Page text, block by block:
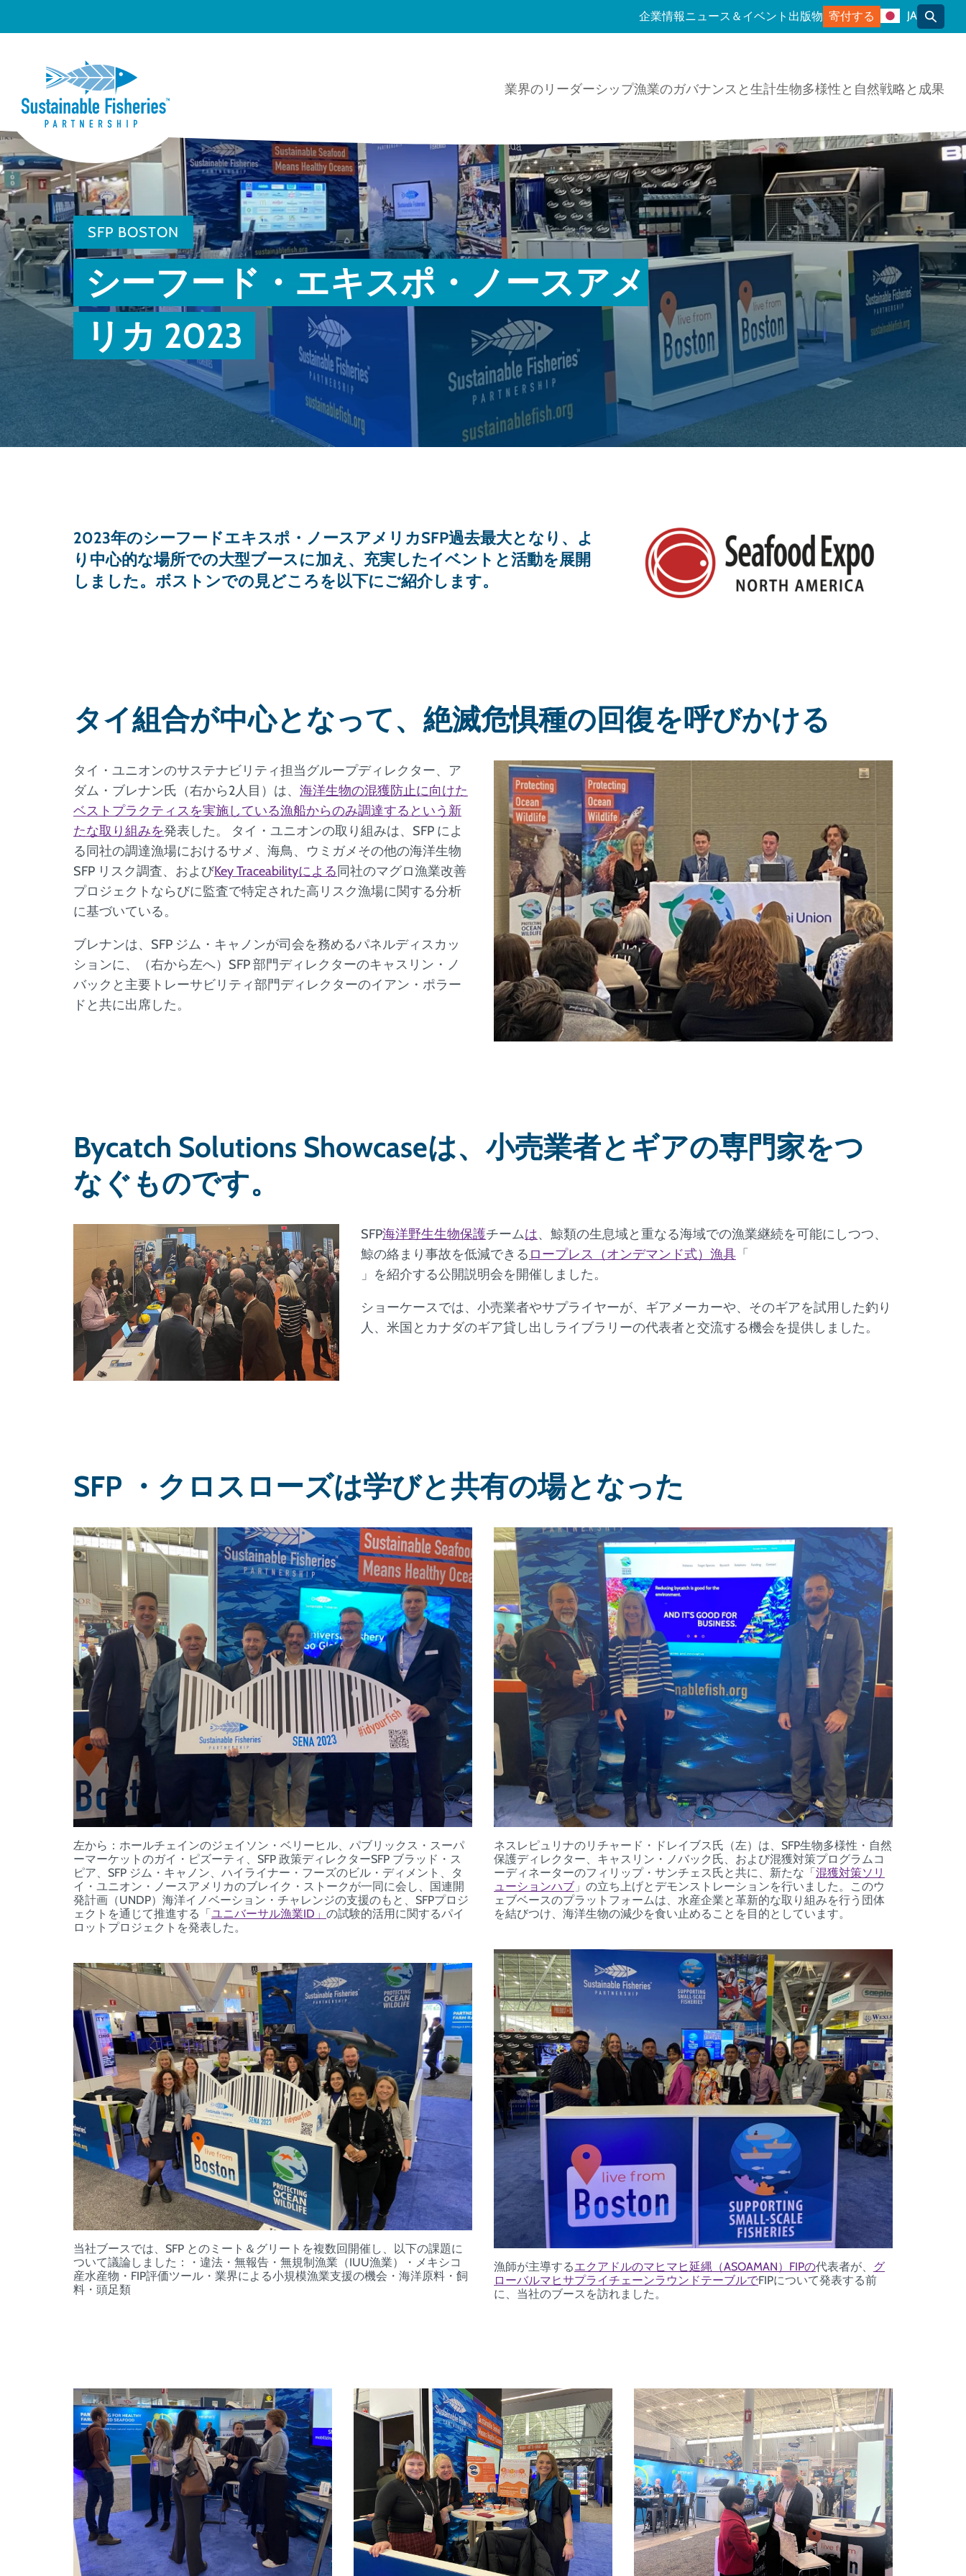
業界のリーダーシップ漁業のガバナンスと生計生物多様性と自然戦略と成果
企業情報ニュース＆イベント 出版物 寄付する JA トグ
SFP BOSTON
シーフード・エキスポ・ノースアメ
リカ 2023
2023年のシーフードエキスポ・ノースアメリカSFP過去最大となり、よ
り中心的な場所での大型ブースに加え、充実したイベントと活動を展開
しました。ボストンでの見どころを以下にご紹介します。
タイ組合が中心となって、絶滅危惧種の回復を呼びかける
タイ・ユニオンのサステナビリティ担当グループディレクター、ア
ダム・ブレナン氏（右から2人目）は、 海洋生物の混獲防止に向けた
ベストプラクティスを実施している漁船からのみ調達するという新
たな取り組みを発表した。 タイ・ユニオンの取り組みは、SFP によ
る同社の調達漁場におけるサメ、海鳥、ウミガメその他の海洋生物
SFP リスク調査、およびKey Traceabilityによる 同社のマグロ漁業改善
プロジェクトならびに監査で特定された高リスク漁場に関する分析
に基づいている。
ブレナンは、SFP ジム・キャノンが司会を務めるパネルディスカッ
ションに、（右から左へ）SFP 部門ディレクターのキャスリン・ノ
バックと主要トレーサビリティ部門ディレクターのイアン・ポラー
ドと共に出席した。
Bycatch Solutions Showcaseは、小売業者とギアの専門家をつ
なぐものです。
SFP海洋野生生物保護チームは、鯨類の生息域と重なる海域での漁業継続を可能にしつつ、
鯨の絡まり事故を低減できる ロープレス（オンデマンド式）漁具 「
」を紹介する公開説明会を開催しました。
ショーケースでは、小売業者やサプライヤーが、ギアメーカーや、そのギアを試用した釣り
人、米国とカナダのギア貸し出しライブラリーの代表者と交流する機会を提供しました。
SFP ・クロスローズは学びと共有の場となった
左から：ホールチェインのジェイソン・ベリーヒル、パブリックス・スーパ
ーマーケットのガイ・ピズーティ、SFP 政策ディレクターSFP ブラッド・ス
ピア、SFP ジム・キャノン、ハイライナー・フーズのビル・ディメント、タ
イ・ユニオン・ノースアメリカのブレイク・ストークが一同に会し、国連開
発計画（UNDP）海洋イノベーション・チャレンジの支援のもと、SFPプロジ
ェクトを通じて推進する「ユニバーサル漁業ID」 の試験的活用に関するパイ
ロットプロジェクトを発表した。
当社ブースでは、SFP とのミート＆グリートを複数回開催し、以下の課題に
ついて議論しました：・違法・無報告・無規制漁業（IUU漁業）・メキシコ
産水産物・FIP評価ツール・業界による小規模漁業支援の機会・海洋原料・飼
料・頭足類
ネスレピュリナのリチャード・ドレイブス氏（左）は、SFP生物多様性・自然
保護ディレクター、キャスリン・ノバック氏、および混獲対策プログラムコ
ーディネーターのフィリップ・サンチェス氏と共に、新たな「混獲対策ソリ
ューションハブ 」の立ち上げとデモンストレーションを行いました。このウ
ェブベースのプラットフォームは、水産企業と革新的な取り組みを行う団体
を結びつけ、海洋生物の減少を食い止めることを目的としています。
漁師が主導するエクアドルのマヒマヒ延縄（ASOAMAN）FIPの代表者が、 グ
ローバルマヒサプライチェーンラウンドテーブルでFIPについて発表する前
に、当社のブースを訪れました。